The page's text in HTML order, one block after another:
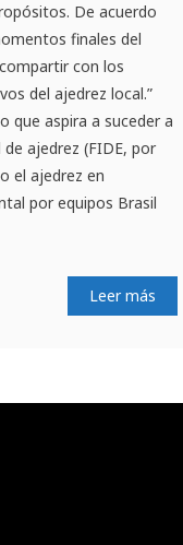
De acuerdo
finales del
con los
del ajedrez local.”
que aspira a suceder a
ajedrez (FIDE, por
el ajedrez en
por equipos Brasil
Leer más